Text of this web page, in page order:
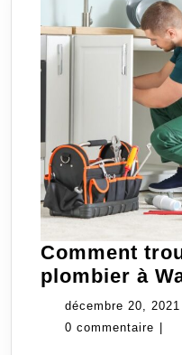
Comment
plombier à
décembre 20, 2021
0 commentaire